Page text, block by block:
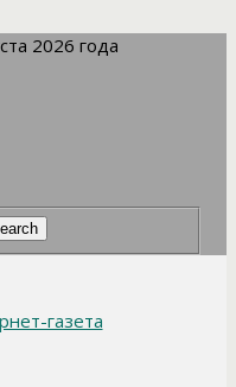
2026 года
газета